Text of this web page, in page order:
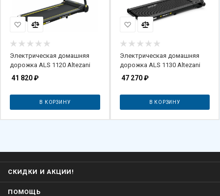
Электрическая домашняя
дорожка ALS 1120 Altezani
41 820₽
В КОРЗИНУ
Электрическая домашняя
дорожка ALS 1130 Altezani
47 270₽
В КОРЗИНУ
СКИДКИ И АКЦИИ!
ПОМОЩЬ